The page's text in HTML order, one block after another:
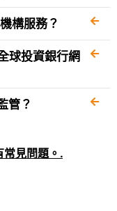
構服務？
球投資銀行網
管？
常見問題。.